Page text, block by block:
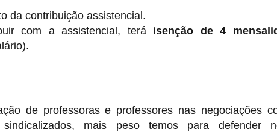
da contribuição assistencial.
com a assistencial, teráisenção de 4
de professoras e professores nas negociações
mais peso temos para defender